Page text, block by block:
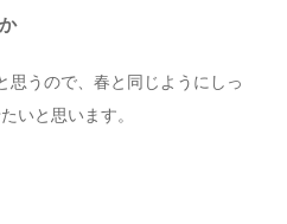
思うので、春と同じようにしっ
いと思います。